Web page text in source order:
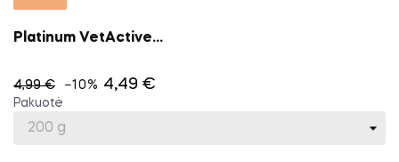
Platinum VetActive...
4,99 € −10% 4,49 €
Pakuotė